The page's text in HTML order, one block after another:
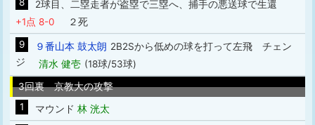
2球目、二塁走者が盗塁で三塁へ、捕手の悪送球で生還
+1点 8-0
２死
9
９番山本 鼓太朗 2B2Sから低めの球を打って左飛 チェン
ジ 清水 健壱 (18球/53球)
3回裏 京教大の攻撃
1
マウンド 林 洸太